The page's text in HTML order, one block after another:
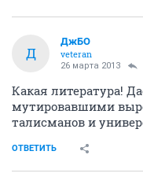
Д
ДжБО
veteran
26 марта 2013
Какая литература!
мутировавшими
талисманов и
ОТВЕТИТЬ